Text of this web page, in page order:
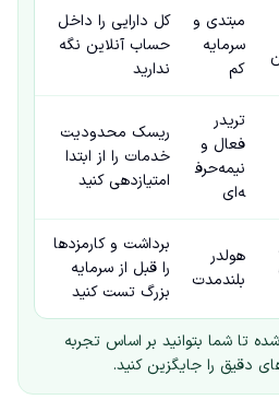
مبتدی و
سرمایه
کم
کل دارایی را داخل
حساب آنلاین نگه
ندارید
تریدر
فعال و
نیمه‌حرف
ه‌ای
ریسک محدودیت
خدمات را از ابتدا
امتیازدهی کنید
هولدر
بلندمدت
برداشت و کارمزدها
را قبل از سرمایه
بزرگ تست کنید
تا شما بتوانید بر اساس تجربه